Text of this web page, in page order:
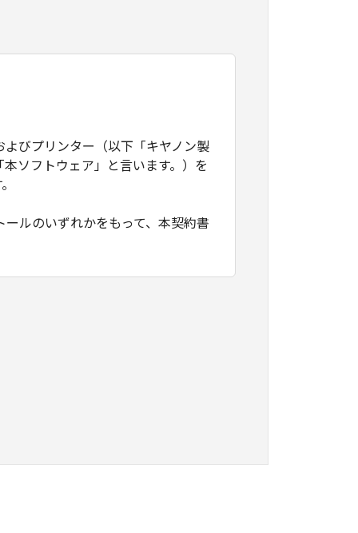
びプリンター（以下「キヤノン製
ソフトウェア」と言います。）を
ルのいずれかをもって、本契約書
書においては、「本ソフトウェ
こと、アクセスすること、もしく
。お客様は、また「指定機器」に
フトウェア」を使用させることが
権も、明示たると黙示たるとを問